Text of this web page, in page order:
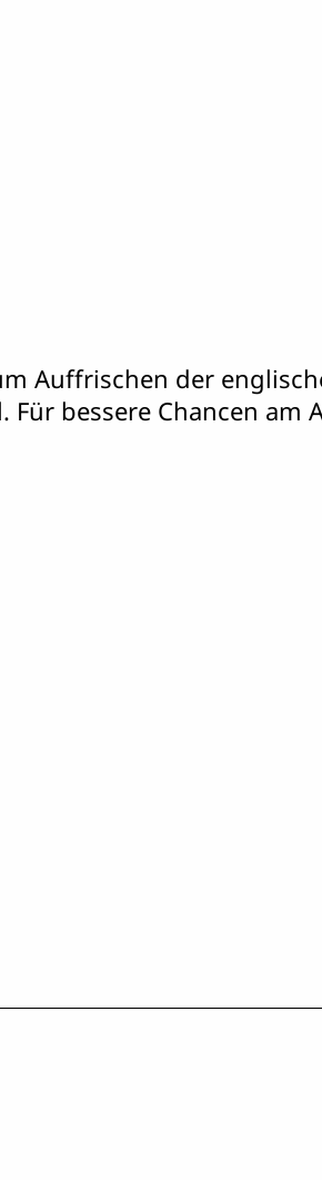
Auffrischen der
Für bessere Chancen am